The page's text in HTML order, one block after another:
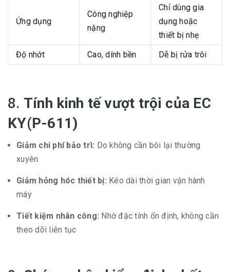
Ứng dụng
Công nghiệp
nặng
Chỉ dùng gia
dụng hoặc
thiết bị nhẹ
Độ nhớt
Cao, dính bền Dễ bị rửa trôi
8. Tính kinh tế vượt trội của EC
KY(P-611)
Giảm chi phí bảo trì: Do không cần bôi lại thường
xuyên
Giảm hỏng hóc thiết bị: Kéo dài thời gian vận hành
máy
Tiết kiệm nhân công: Nhờ đặc tính ổn định, không cần
theo dõi liên tục